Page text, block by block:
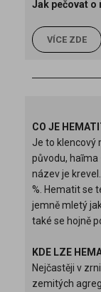
Jak pečovat o
VÍCE ZDE
CO JE
Je to klencový
původu, haĩma
název je
%. Hematit se
jemně mletý
také se hojně
KDE LZE
Nejčastěji v
zemitých